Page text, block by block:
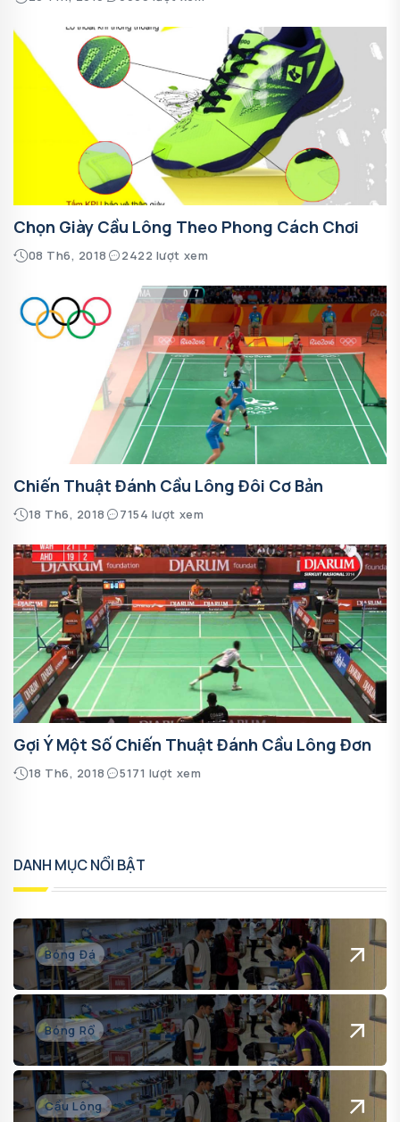
Chọn Giày Cầu Lông Theo Phong Cách Chơi
08 Th6, 2018 2422 lượt xem
Chiến Thuật Đánh Cầu Lông Đôi Cơ Bản
18 Th6, 2018 7154 lượt xem
Gợi Ý Một Số Chiến Thuật Đánh Cầu Lông Đơn
18 Th6, 2018 5171 lượt xem
DANH MỤC NỔI BẬT
Bóng Đá
Bóng Rổ
Cầu Lông